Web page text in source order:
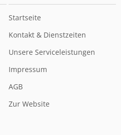
Startseite
Kontakt & Dienstzeiten
Unsere Serviceleistungen
Impressum
AGB
Zur Website